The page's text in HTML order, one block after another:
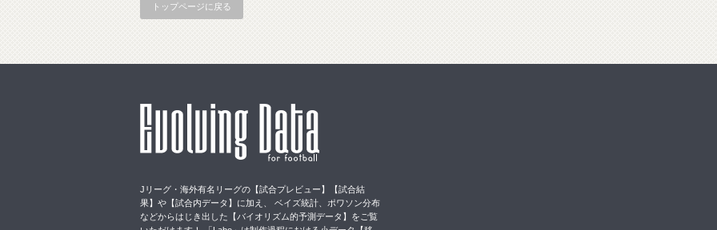
トップページに戻る
Jリーグ・海外有名リーグの【試合プレビュー】【試合結
果】や【試合内データ】に加え、 ベイズ統計、ポワソン分布
などからはじき出した【バイオリズム的予測データ】をご覧